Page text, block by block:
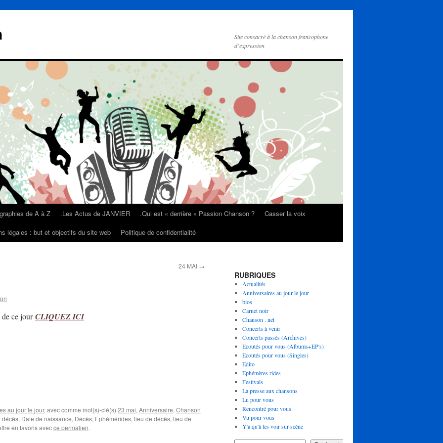
Site consacré à la chanson francophone
d’expression
de A à Z .Les Actus de JANVIER .Qui est « derrière » Passion Chanson ?
Casser la voix
légales : but et objectifs du site web Politique de confidentialité
24 MAI →
de ce jourCLIQUEZ ICI
au jour le jour, avec comme mot(s)-clé(s) 23 mai, Anniversaire, Chanson
décès, Date de naissance, Décès, Ephémérides, lieu de décès, lieu de
en favoris avecce permalien.
RUBRIQUES
Actualités
Anniversaires au jour le jour
bios
Carnet noir
Chanson . net
Concerts à venir
Concerts passés (Archives)
Ecoutés pour vous (Albums+EP's)
Ecoutés pour vous (Singles)
Edito
Ephémères rides
Festivals
La presse aux chansons
Lu pour vous
Rencontré pour vous
Vu pour vous
Y'a qu'à les voir sur scène